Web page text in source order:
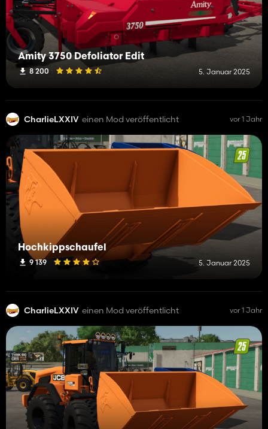
Amity 3750 Defoliator Edit
8 200 5. Januar 2025
CharlieLXXIV einen Mod veröffentlicht vor 1 Jahr
Hochkippschaufel
9 139 5. Januar 2025
CharlieLXXIV einen Mod veröffentlicht vor 1 Jahr